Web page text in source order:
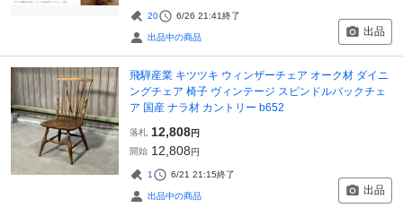
20 6/26 21:41終了
出品中の商品 出品
飛騨産業 キツツキ ウィンザーチェア オーク材 ダイニ
ングチェア 椅子 ヴィンテージ スピンドルバックチェ
ア 国産 ナラ材 カントリー b652
落札 12,808円
開始 12,808円
1 6/21 21:15終了
出品中の商品 出品